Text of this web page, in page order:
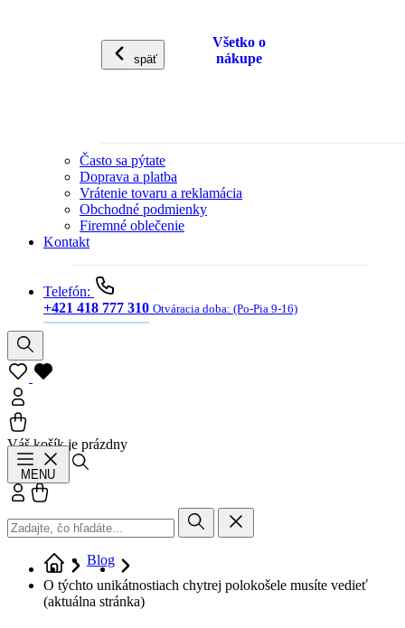
späť
Všetko o
nákupe
Často sa pýtate
Doprava a platba
Vrátenie tovaru a reklamácia
Obchodné podmienky
Firemné oblečenie
Kontakt
Telefón:
+421 418 777 310 Otváracia doba: (Po-Pia 9-16)
Váš košík je prázdny
MENU
Prihlásiť sa
Blog
O týchto unikátnostiach chytrej polokošele musíte vedieť
(aktuálna stránka)